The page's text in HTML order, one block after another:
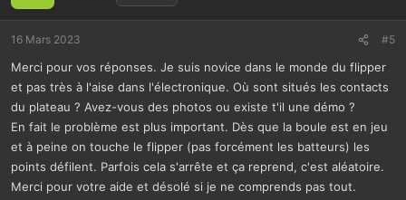
16 Mars 2023 #5
Merci pour vos réponses. Je suis novice dans le monde du flipper
et pas très à l'aise dans l'électronique. Où sont situés les contacts
du plateau ? Avez-vous des photos ou existe t'il une démo ?
En fait le problème est plus important. Dès que la boule est en jeu
et à peine on touche le flipper (pas forcément les batteurs) les
points défilent. Parfois cela s'arrête et ça reprend, c'est aléatoire.
Merci pour votre aide et désolé si je ne comprends pas tout.